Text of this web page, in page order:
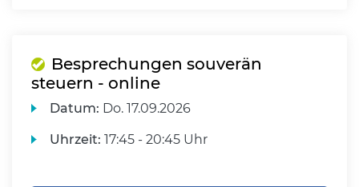
Besprechungen souverän
steuern - online
Datum: Do. 17.09.2026
Uhrzeit: 17:45 - 20:45 Uhr